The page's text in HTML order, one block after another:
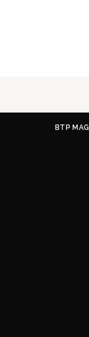
BTP MAG